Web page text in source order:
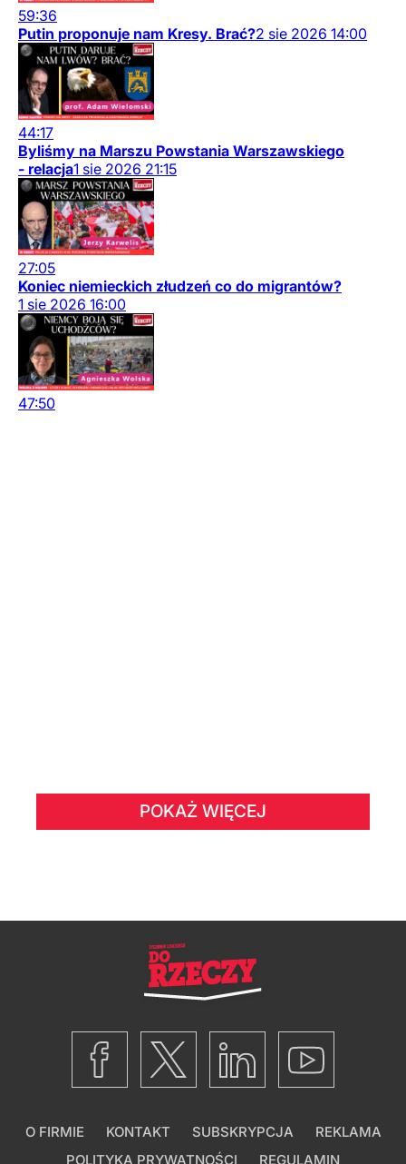
59:36
Putin proponuje nam Kresy. Brać?2 sie 2026 14:00
44:17
Byliśmy na Marszu Powstania Warszawskiego
- relacja1 sie 2026 21:15
27:05
Koniec niemieckich złudzeń co do migrantów?
1 sie 2026 16:00
47:50
POKAŻ WIĘCEJ
O FIRMIE KONTAKT SUBSKRYPCJA
REKLAMA
POLITYKA PRYWATNOŚCI
REGULAMIN